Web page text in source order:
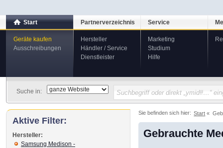
Start
Geräte kaufen
Ausschreibungen
Partnerverzeichnis
Hersteller
Händler / Service
Dienstleister
Service
Marketing
Studium
Hilfe
Suche in:
Sie befinden sich hier: Start
Gebrauchte
Aktive Filter:
Hersteller:
Samsung Medison -